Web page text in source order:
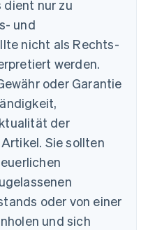
dient nur zu
und
nicht als Rechts-
werden.
oder Garantie
der
Sie sollten
oder von einer
und sich